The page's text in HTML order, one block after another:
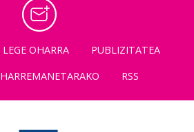
LEGE OHARRA
PUBLIZITATEA
HARREMANETARAKO RSS